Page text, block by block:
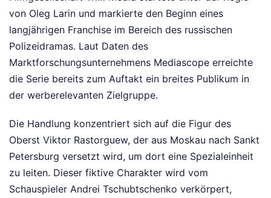
von Oleg Larin und markierte den Beginn eines
langjährigen Franchise im Bereich des russischen
Polizeidramas. Laut Daten des
Marktforschungsunternehmens Mediascope erreichte
die Serie bereits zum Auftakt ein breites Publikum in
der werberelevanten Zielgruppe.
Die Handlung konzentriert sich auf die Figur des
Oberst Viktor Rastorguew, der aus Moskau nach Sankt
Petersburg versetzt wird, um dort eine Spezialeinheit
zu leiten. Dieser fiktive Charakter wird vom
Schauspieler Andrei Tschubtschenko verkörpert,